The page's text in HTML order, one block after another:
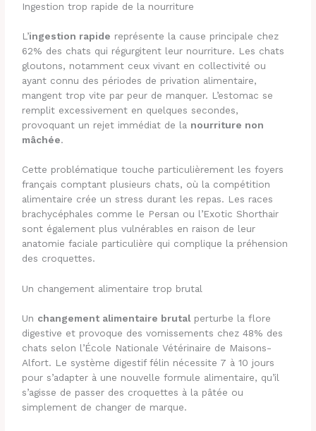
Ingestion trop rapide de la nourriture
L’ingestion rapide représente la cause principale chez
62% des chats qui régurgitent leur nourriture. Les chats
gloutons, notamment ceux vivant en collectivité ou
ayant connu des périodes de privation alimentaire,
mangent trop vite par peur de manquer. L’estomac se
remplit excessivement en quelques secondes,
provoquant un rejet immédiat de la nourriture non
mâchée.
Cette problématique touche particulièrement les foyers
français comptant plusieurs chats, où la compétition
alimentaire crée un stress durant les repas. Les races
brachycéphales comme le Persan ou l’Exotic Shorthair
sont également plus vulnérables en raison de leur
anatomie faciale particulière qui complique la préhension
des croquettes.
Un changement alimentaire trop brutal
Un changement alimentaire brutal perturbe la flore
digestive et provoque des vomissements chez 48% des
chats selon l’École Nationale Vétérinaire de Maisons-
Alfort. Le système digestif félin nécessite 7 à 10 jours
pour s’adapter à une nouvelle formule alimentaire, qu’il
s’agisse de passer des croquettes à la pâtée ou
simplement de changer de marque.